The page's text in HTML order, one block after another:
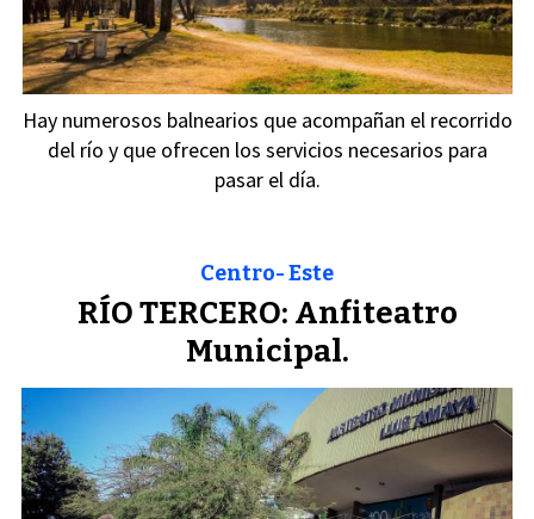
Hay numerosos balnearios que acompañan el recorrido
del río y que ofrecen los servicios necesarios para
pasar el día.
RÍO TERCERO: Anfiteatro
Municipal.
Centro- Este